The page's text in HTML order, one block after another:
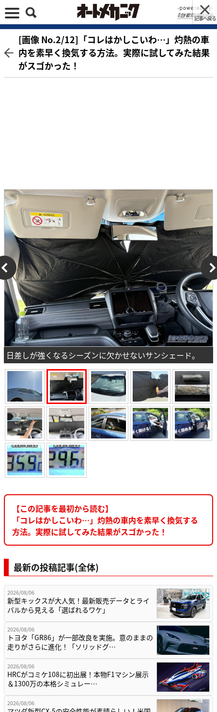
記事へ戻る
[画像 No.2/12]「コレはかしこいわ…」灼熱の車
内を素早く換気する方法。実際に試してみた結果
がスゴかった！
日差しが強くなるシーズンに欠かせないサンシェード。
【この記事を最初から読む】
「コレはかしこいわ…」灼熱の車内を素早く換気する
方法。実際に試してみた結果がスゴかった！
最新の投稿記事(全体)
2026/08/06
新型キックスが大人気！最新販売データとライ
バルから見える「選ばれるワケ」
2026/08/06
トヨタ「GR86」が一部改良を実施。意のままの
走りがさらに進化！「ソリッドグ…
2026/08/06
HRCがコミケ108に初出展！本物F1マシン展示
＆1300万の本格シミュレー…
2026/08/06